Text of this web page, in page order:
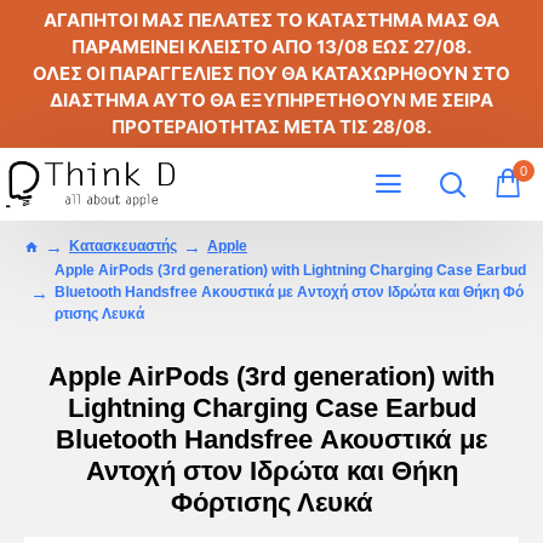
ΑΓΑΠΗΤΟΙ ΜΑΣ ΠΕΛΑΤΕΣ ΤΟ ΚΑΤΑΣΤΗΜΑ ΜΑΣ ΘΑ
ΠΑΡΑΜΕΙΝΕΙ ΚΛΕΙΣΤΟ ΑΠΟ 13/08 ΕΩΣ 27/08.
ΟΛΕΣ ΟΙ ΠΑΡΑΓΓΕΛΙΕΣ ΠΟΥ ΘΑ ΚΑΤΑΧΩΡΗΘΟΥΝ ΣΤΟ
ΔΙΑΣΤΗΜΑ ΑΥΤΟ ΘΑ ΕΞΥΠΗΡΕΤΗΘΟΥΝ ΜΕ ΣΕΙΡΑ
ΠΡΟΤΕΡΑΙΟΤΗΤΑΣ ΜΕΤΑ ΤΙΣ 28/08.
0
Κατασκευαστής
Apple
Apple AirPods (3rd generation) with Lightning Charging Case Earbud
Bluetooth Handsfree Ακουστικά με Αντοχή στον Ιδρώτα και Θήκη Φό
ρτισης Λευκά
Apple AirPods (3rd generation) with
Lightning Charging Case Earbud
Bluetooth Handsfree Ακουστικά με
Αντοχή στον Ιδρώτα και Θήκη
Φόρτισης Λευκά